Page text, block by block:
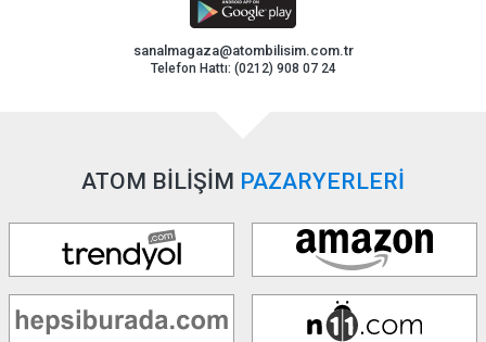
sanalmagaza@atombilisim.com.tr
Telefon Hattı: (0212) 908 07 24
ATOM BİLİŞİM PAZARYERLERİ